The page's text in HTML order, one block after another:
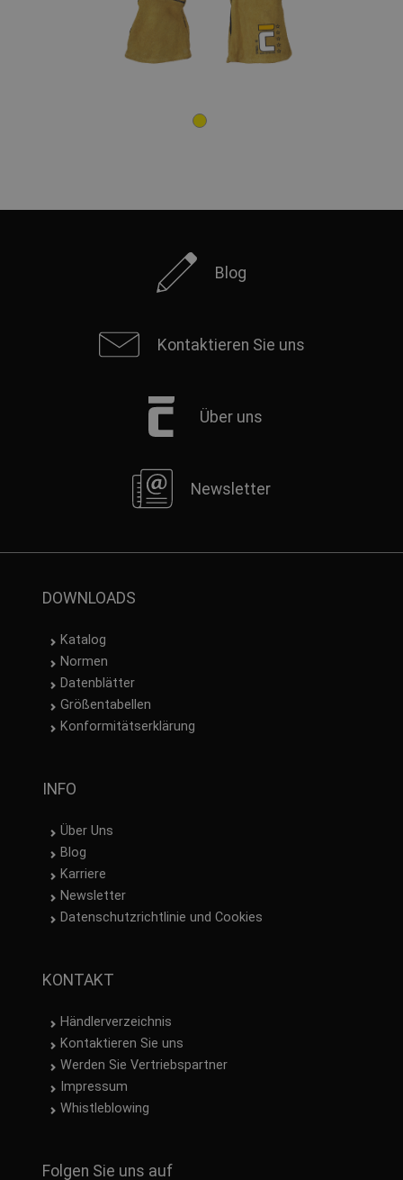
Blog
Kontaktieren Sie uns
Über uns
Newsletter
DOWNLOADS
Katalog
Normen
Datenblätter
Größentabellen
Konformitätserklärung
INFO
Über Uns
Blog
Karriere
Newsletter
Datenschutzrichtlinie und Cookies
KONTAKT
Händlerverzeichnis
Kontaktieren Sie uns
Werden Sie Vertriebspartner
Impressum
Whistleblowing
Folgen Sie uns auf